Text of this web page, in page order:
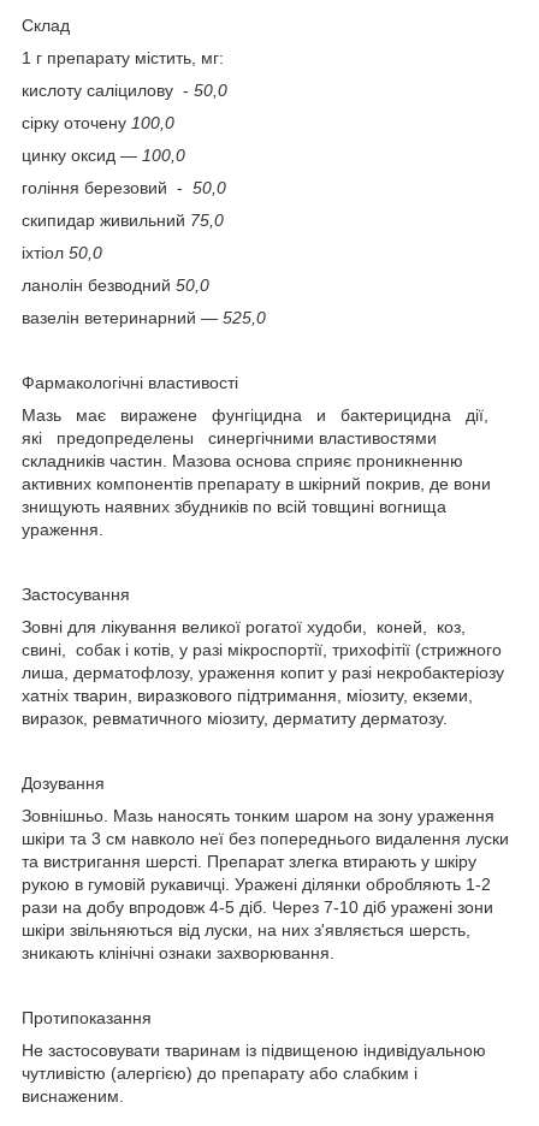
Склад
1 г препарату містить, мг:
кислоту саліцилову - 50,0
сірку оточену 100,0
цинку оксид — 100,0
гоління березовий - 50,0
скипидар живильний 75,0
іхтіол 50,0
ланолін безводний 50,0
вазелін ветеринарний — 525,0
Фармакологічні властивості
Мазь має виражене фунгіцидна и бактерицидна дії,
які предопределены синергічними властивостями
складників частин. Мазова основа сприяє проникненню
активних компонентів препарату в шкірний покрив, де вони
знищують наявних збудників по всій товщині вогнища
ураження.
Застосування
Зовні для лікування великої рогатої худоби, коней, коз,
свині, собак і котів, у разі мікроспортії, трихофітії (стрижного
лиша, дерматофлозу, ураження копит у разі некробактеріозу
хатніх тварин, виразкового підтримання, міозиту, екземи,
виразок, ревматичного міозиту, дерматиту дерматозу.
Дозування
Зовнішньо. Мазь наносять тонким шаром на зону ураження
шкіри та 3 см навколо неї без попереднього видалення луски
та вистригання шерсті. Препарат злегка втирають у шкіру
рукою в гумовій рукавичці. Уражені ділянки обробляють 1-2
рази на добу впродовж 4-5 діб. Через 7-10 діб уражені зони
шкіри звільняються від луски, на них з'являється шерсть,
зникають клінічні ознаки захворювання.
Протипоказання
Не застосовувати тваринам із підвищеною індивідуальною
чутливістю (алергією) до препарату або слабким і
виснаженим.